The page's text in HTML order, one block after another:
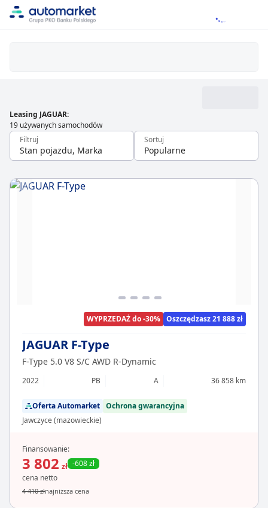
Leasing JAGUAR:
19 używanych samochodów
Filtruj
Stan pojazdu, Marka
Sortuj
Popularne
WYPRZEDAŻ do -30% Oszczędzasz 21 888 zł
JAGUAR F-Type
F-Type 5.0 V8 S/C AWD R-Dynamic
2022 PB A 36 858 km
Oferta Automarket Ochrona gwarancyjna
Jawczyce (mazowieckie)
Finansowanie:
3 802 zł -608 zł
cena netto
4 410 złnajniższa cena